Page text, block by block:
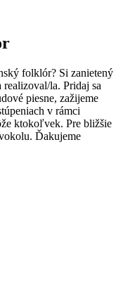
folklór? Si zanietený
la. Pridaj sa
piesne, zažijeme
v rámci
ktokoľvek. Pre bližšie
Ďakujeme